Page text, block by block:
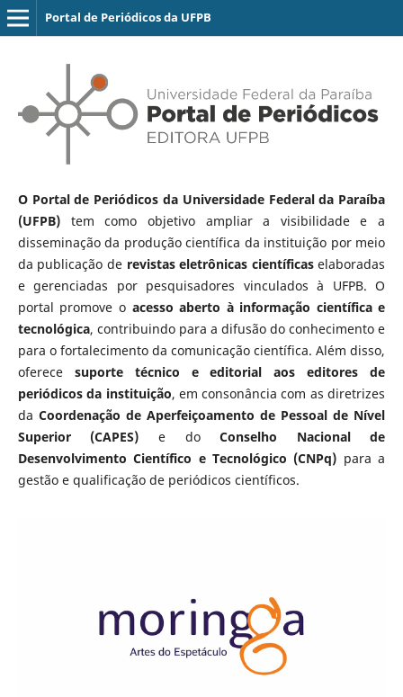
Portal de Periódicos da UFPB
O Portal de Periódicos da Universidade Federal da Paraíba
(UFPB)tem como objetivo ampliar a visibilidade e a
disseminação da produção científica da instituição por meio
da publicação de revistas eletrônicas científicaselaboradas
e gerenciadas por pesquisadores vinculados à UFPB. O
portal promove o acesso aberto à informação científica e
tecnológica, contribuindo para a difusão do conhecimento e
para o fortalecimento da comunicação científica. Além disso,
oferece suporte técnico e editorial aos editores de
periódicos da instituição, em consonância com as diretrizes
da Coordenação de Aperfeiçoamento de Pessoal de Nível
Superior (CAPES) e doConselho Nacional de
Desenvolvimento Científico e Tecnológico (CNPq) para a
gestão e qualificação de periódicos científicos.